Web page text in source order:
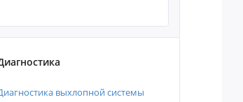
выхлопной системы